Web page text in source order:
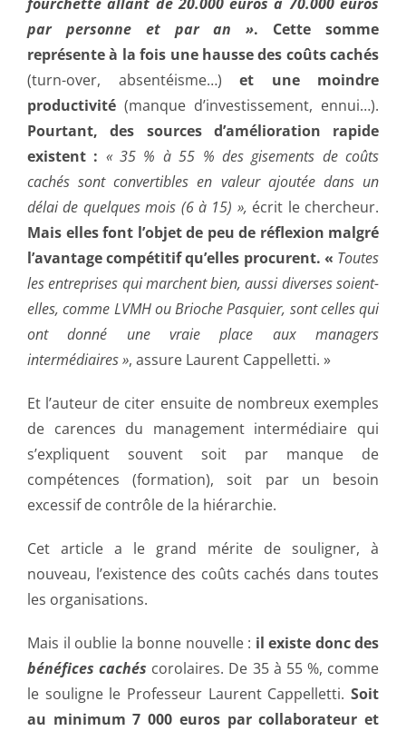
fourchette allant de 20.000 euros à 70.000 euros
par personne et par an ». Cette somme
représente à la fois une hausse des coûts cachés
(turn-over, absentéisme…) et une moindre
productivité (manque d’investissement, ennui…).
Pourtant, des sources d’amélioration rapide
existent : « 35 % à 55 % des gisements de coûts
cachés sont convertibles en valeur ajoutée dans un
délai de quelques mois (6 à 15) », écrit le chercheur.
Mais elles font l’objet de peu de réflexion malgré
l’avantage compétitif qu’elles procurent. « Toutes
les entreprises qui marchent bien, aussi diverses soient-
elles, comme LVMH ou Brioche Pasquier, sont celles qui
ont donné une vraie place aux managers
intermédiaires », assure Laurent Cappelletti. »
Et l’auteur de citer ensuite de nombreux exemples
de carences du management intermédiaire qui
s’expliquent souvent soit par manque de
compétences (formation), soit par un besoin
excessif de contrôle de la hiérarchie.
Cet article a le grand mérite de souligner, à
nouveau, l’existence des coûts cachés dans toutes
les organisations.
Mais il oublie la bonne nouvelle : il existe donc des
bénéfices cachés corolaires. De 35 à 55 %, comme
le souligne le Professeur Laurent Cappelletti. Soit
au minimum 7 000 euros par collaborateur et